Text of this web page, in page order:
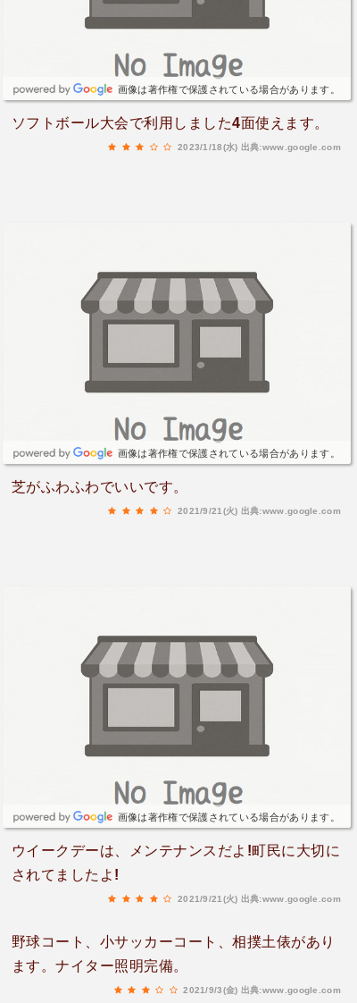
画像は著作権で保護されている場合があります。
ソフトボール大会で利用しました4面使えます。
2023/1/18(水) 出典:www.google.com
画像は著作権で保護されている場合があります。
芝がふわふわでいいです。
2021/9/21(火) 出典:www.google.com
画像は著作権で保護されている場合があります。
ウイークデーは、メンテナンスだよ!町民に大切に
されてましたよ!
2021/9/21(火) 出典:www.google.com
野球コート、小サッカーコート、相撲土俵があり
ます。ナイター照明完備。
2021/9/3(金) 出典:www.google.com